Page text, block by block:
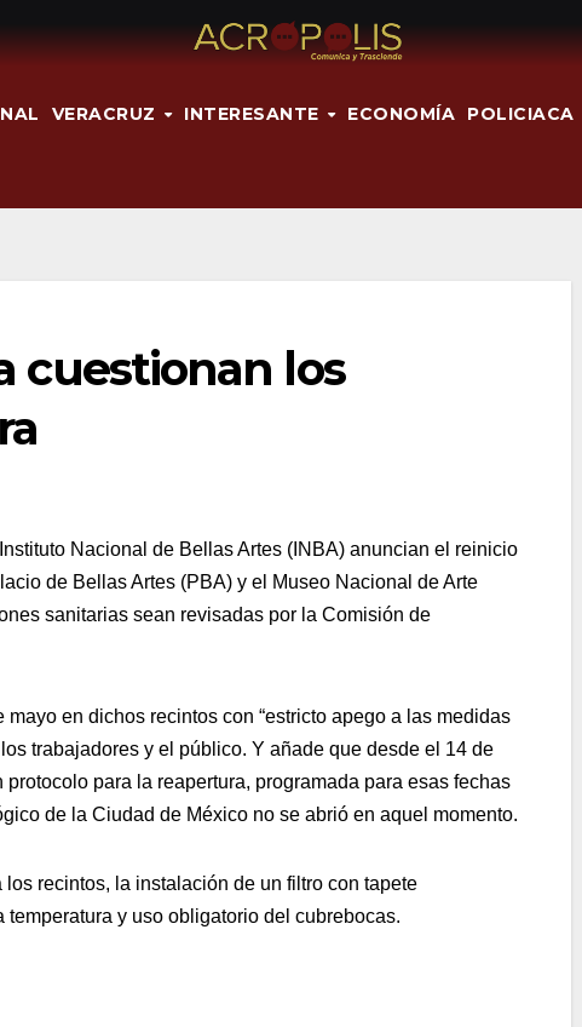
VERACRUZ INTERESANTE ECONOMÍA POLICIACA
cuestionan los
Nacional de Bellas Artes (INBA) anuncian el reinicio
de Bellas Artes (PBA) y el Museo Nacional de Arte
sanitarias sean revisadas por la Comisión de
en dichos recintos con “estricto apego a las medidas
trabajadores y el público. Y añade que desde el 14 de
para la reapertura, programada para esas fechas
de la Ciudad de México no se abrió en aquel momento.
recintos, la instalación de un filtro con tapete
y uso obligatorio del cubrebocas.